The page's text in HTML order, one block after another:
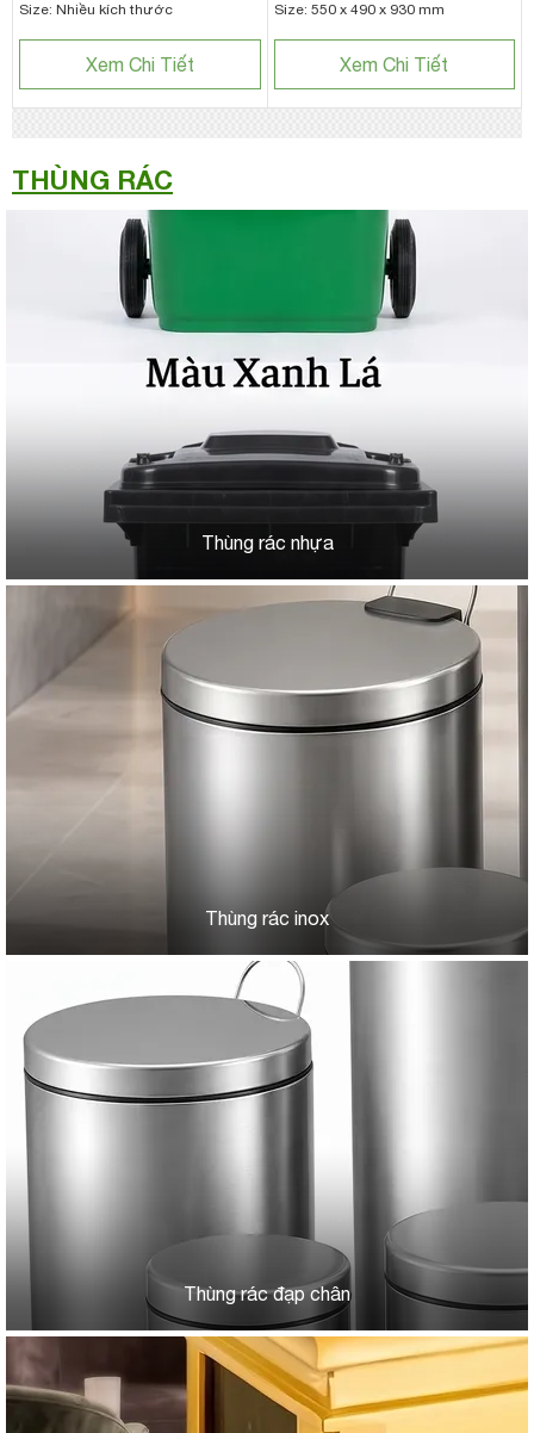
Size: Nhiều kích thước
Xem Chi Tiết
Size: 550 x 490 x 930 mm
Xem Chi Tiết
THÙNG RÁC
Thùng rác nhựa
Thùng rác inox
Thùng rác đạp chân